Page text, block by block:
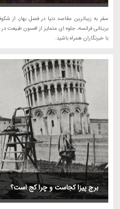
سفر به زیباترین مقاصد دنیا در فصل بهار، از
بریتانی فرانسه، جلوه ای متمایز از افسون طبیعت
با خبرنگاران همراه باشید.
برج پیزا کجاست و چرا کج است؟